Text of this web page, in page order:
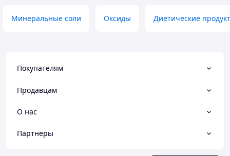
Минеральные соли Оксиды Диетические
Покупателям
Продавцам
О нас
Партнеры